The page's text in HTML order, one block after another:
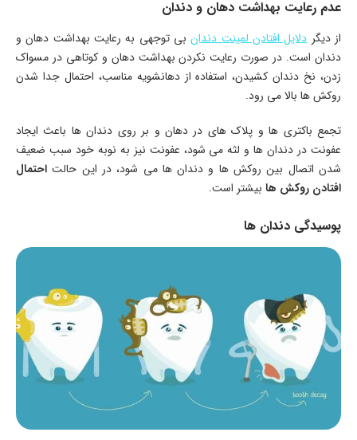
عدم رعایت بهداشت دهان و دندان
از دیگردلایل افتادن لمینت دندانبی توجهی به رعایت بهداشت دهان و
دندان است. در صورت رعایت نکردن بهداشت دهان و کوتاهی در مسواک
زدن، نخ دندان کشیدن، استفاده از دهانشویه مناسب، احتمال جدا شدن
روکش ها بالا می رود.
تجمع باکتری ها و پلاک های در دهان و بر روی دندان ها باعث ایجاد
عفونت در دندان ها و لثه می شود، عفونت نیز به نوبه خود سبب ضعیف
شدن اتصال بین روکش ها و دندان ها می شود، در این حالت احتمال
افتادن روکش ها بیشتر است.
پوسیدگی دندان ها